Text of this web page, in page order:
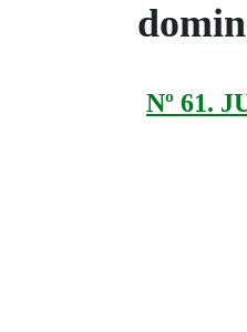
Nº 61.